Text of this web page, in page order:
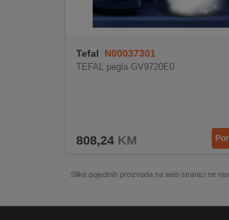
Tefal N00037301
TEFAL pegla GV9720E0
808,24KM
Slike pojedinih proizvoda na web stranici ne